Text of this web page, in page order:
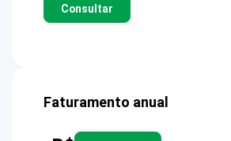
Consultar
Faturamento anual